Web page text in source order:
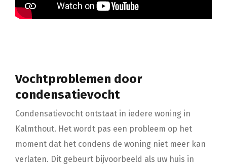
Vochtproblemen door
condensatievocht
Condensatievocht ontstaat in iedere woning in
Kalmthout. Het wordt pas een probleem op het
moment dat het condens de woning niet meer kan
verlaten. Dit gebeurt bijvoorbeeld als uw huis in